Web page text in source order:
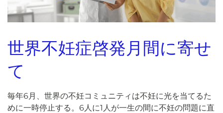
世界不妊症啓発月間に寄せ
て
毎年6月、世界の不妊コミュニティは不妊に光を当てるた
めに一時停止する。6人に1人が一生の間に不妊の問題に直